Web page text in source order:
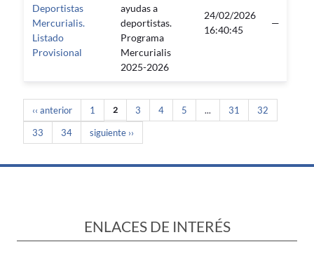
Deportistas
Mercurialis.
Listado
Provisional
ayudas a
deportistas.
Programa
Mercurialis
2025-2026
24/02/2026
16:40:45
—
‹‹ anterior 1 2 3 4 5 ... 31
32
33
34 siguiente ››
ENLACES DE INTERÉS